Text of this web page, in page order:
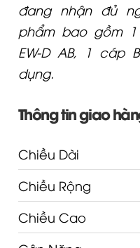
đang nhận đủ
phẩm bao gồm
EW-D AB, 1 cáp
dụng.
Thông tin giao
Chiều Dài
Chiều Rộng
Chiều Cao